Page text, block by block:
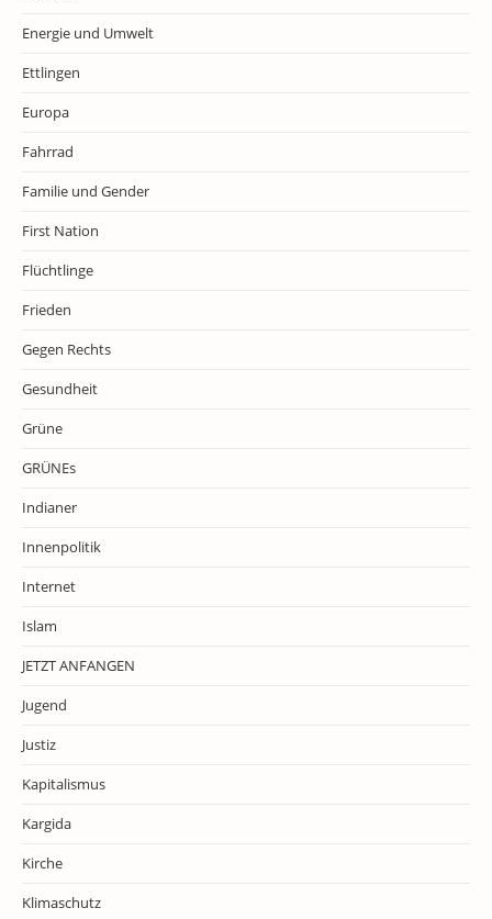
Energie und Umwelt
Ettlingen
Europa
Fahrrad
Familie und Gender
First Nation
Flüchtlinge
Frieden
Gegen Rechts
Gesundheit
Grüne
GRÜNEs
Indianer
Innenpolitik
Internet
Islam
JETZT ANFANGEN
Jugend
Justiz
Kapitalismus
Kargida
Kirche
Klimaschutz